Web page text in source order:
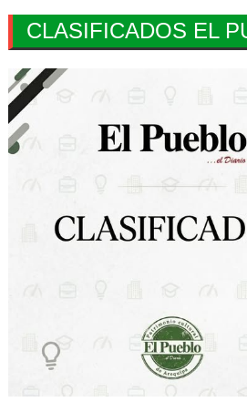
CLASIFICADOS EL